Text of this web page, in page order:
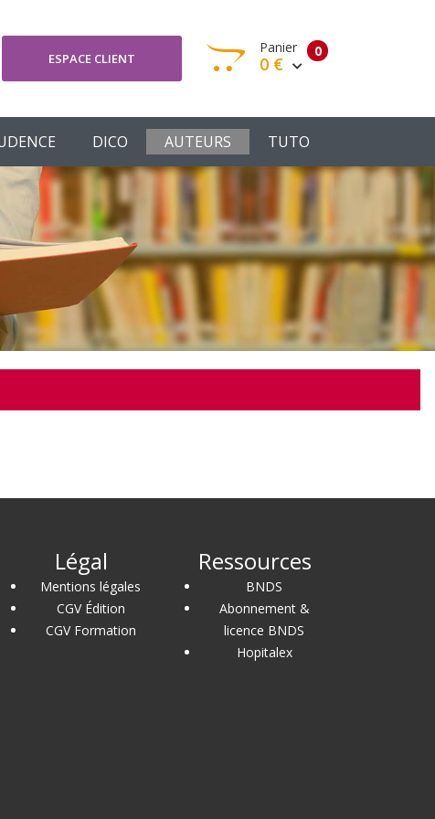
ESPACE CLIENT 0
Panier
0 €
Votre panier est vide
Votre Panier Commander
DICO AUTEURS TUTO
Légal
Mentions légales
CGV Édition
CGV Formation
Ressources
BNDS
Abonnement &
licence BNDS
Hopitalex